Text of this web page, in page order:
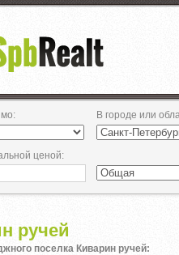
: В городе или
ценой:
ручей
поселка Киварин ручей: